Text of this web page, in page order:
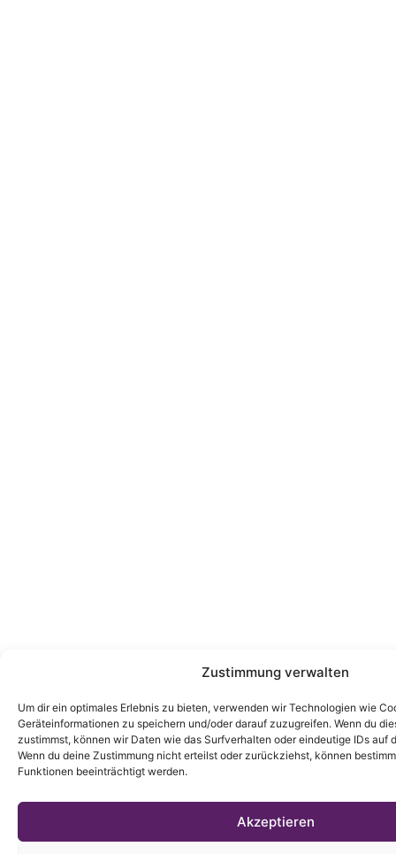
Zustimmung verwalten
Um dir ein optimales Erlebnis zu bieten, verwenden wir Technologien wie
Geräteinformationen zu speichern und/oder darauf zuzugreifen. Wenn du
zustimmst, können wir Daten wie das Surfverhalten oder eindeutige IDs auf
Wenn du deine Zustimmung nicht erteilst oder zurückziehst, können
Funktionen beeinträchtigt werden.
Akzeptieren